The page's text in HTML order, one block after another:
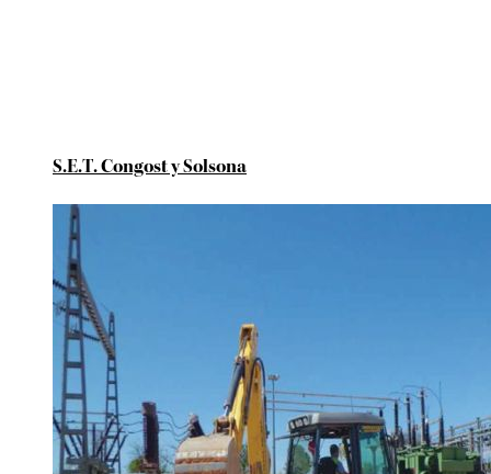
S.E.T. Congost y Solsona